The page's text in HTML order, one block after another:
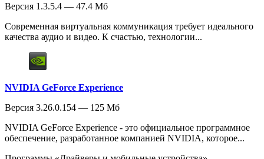
Версия 1.3.5.4 — 47.4 Мб
Современная виртуальная коммуникация требует идеального
качества аудио и видео. К счастью, технологии...
NVIDIA GeForce Experience
Версия 3.26.0.154 — 125 Мб
NVIDIA GeForce Experience - это официальное программное
обеспечение, разработанное компанией NVIDIA, которое...